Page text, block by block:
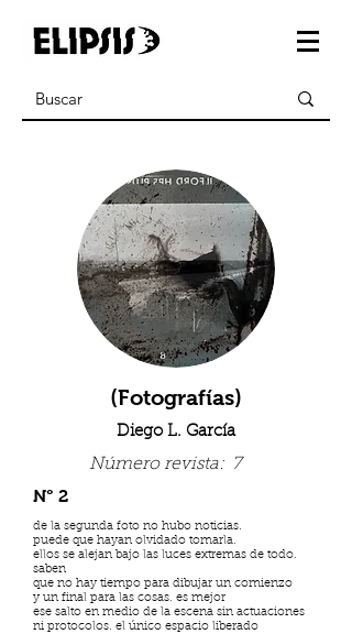
(Fotografías)
Diego L. García
Número revista: 7
N° 2
de la segunda foto no hubo noticias.
puede que hayan olvidado tomarla.
ellos se alejan bajo las luces extremas de todo.
saben
que no hay tiempo para dibujar un comienzo
y un final para las cosas. es mejor
ese salto en medio de la escena sin actuaciones
ni protocolos. el único espacio liberado